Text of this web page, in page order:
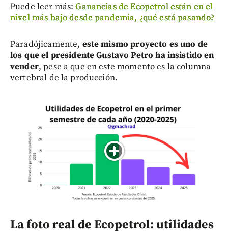
Puede leer más:Ganancias de Ecopetrol están en el
nivel más bajo desde pandemia, ¿qué está pasando?
Paradójicamente, este mismo proyecto es uno de
los que el presidente Gustavo Petro ha insistido en
vender, pese a que en este momento es la columna
vertebral de la producción.
La foto real de Ecopetrol: utilidades